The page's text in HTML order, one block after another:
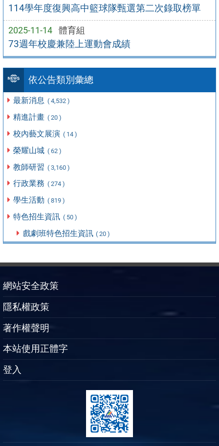
114學年度復興高中籃球隊甄選第二次錄取榜單
2025-11-14 體育組
73週年校慶兼陸上運動會成績
依公告類別彙總
最新消息 ( 4,532 )
精進計畫 ( 20 )
校內藝文展演 ( 14 )
榮耀山城 ( 62 )
教師研習 ( 3,160 )
行政業務 ( 274 )
學生活動 ( 819 )
特色招生資訊 ( 50 )
戲劇班特色招生資訊 ( 20 )
網站安全政策
隱私權政策
著作權聲明
本站使用正體字
登入